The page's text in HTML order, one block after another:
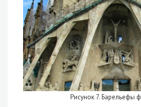
Рисунок 7. Барельефы